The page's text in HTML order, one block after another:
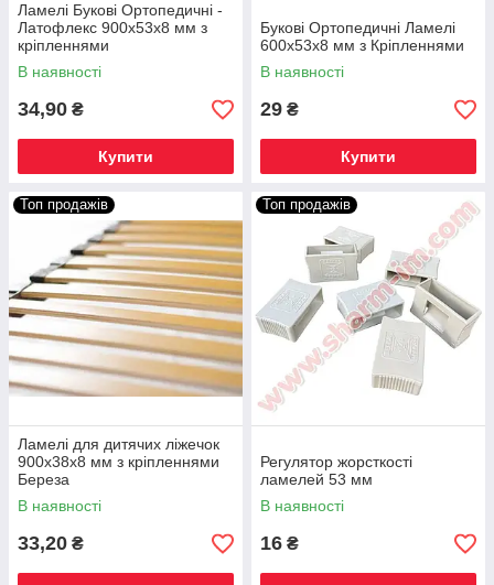
Ламелі Букові Ортопедичні -
Латофлекс 900х53х8 мм з
кріпленнями
В наявності
34,90 ₴
Купити
Букові Ортопедичні Ламелі
600х53х8 мм з Кріпленнями
В наявності
29 ₴
Купити
Топ продажів
Ламелі для дитячих ліжечок
900х38х8 мм з кріпленнями
Береза
В наявності
33,20 ₴
Топ продажів
Регулятор жорсткості
ламелей 53 мм
В наявності
16 ₴